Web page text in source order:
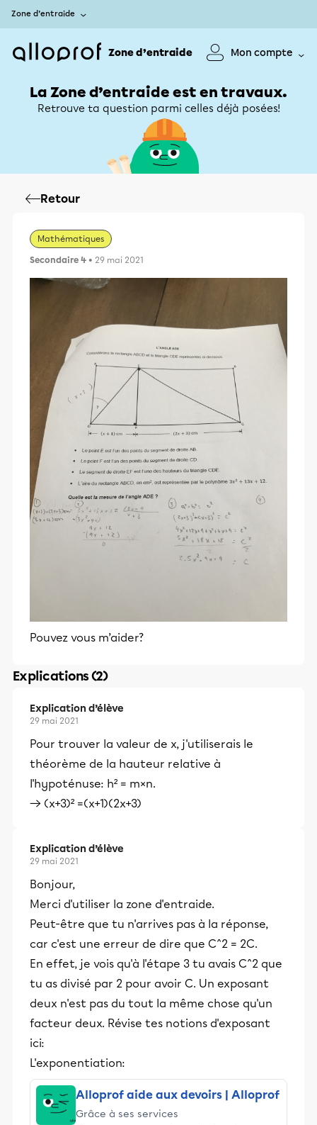
Zone d’entraide
Zone d’entraide Mon compte
La Zone d’entraide est en travaux.
Retrouve ta question parmi celles déjà posées!
Retour
Mathématiques
Secondaire 4 • 29 mai 2021
Pouvez vous m’aider?
Explications (2)
Explication d’élève
29 mai 2021
Pour trouver la valeur de x, j'utiliserais le
théorème de la hauteur relative à
l'hypoténuse: h² = m×n.
→ (x+3)² =(x+1)(2x+3)
Explication d’élève
29 mai 2021
Bonjour,
Merci d'utiliser la zone d'entraide.
Peut-être que tu n'arrives pas à la réponse,
car c'est une erreur de dire que C^2 = 2C.
En effet, je vois qu'à l'étape 3 tu avais C^2 que
tu as divisé par 2 pour avoir C. Un exposant
deux n'est pas du tout la même chose qu'un
facteur deux. Révise tes notions d'exposant
ici:
L'exponentiation:
Alloprof aide aux devoirs | Alloprof
Grâce à ses services